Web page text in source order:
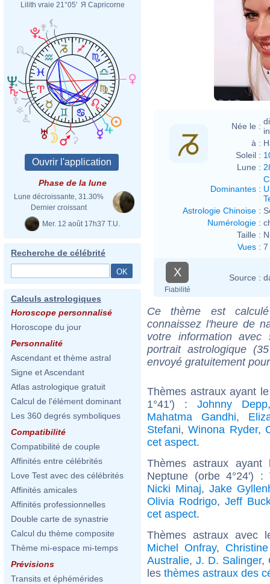
Lilith vraie 21°05' Я Capricorne
Phase de la lune
Lune décroissante, 31.30%
Dernier croissant
Mer. 12 août 17h37 T.U.
Recherche de célébrité
Calculs astrologiques
Horoscope personnalisé
Horoscope du jour
Personnalité
Ascendant et thème astral
Signe et Ascendant
Atlas astrologique gratuit
Calcul de l'élément dominant
Les 360 degrés symboliques
Compatibilité
Compatibilité de couple
Affinités entre célébrités
Love Test avec des célébrités
Affinités amicales
Affinités professionnelles
Double carte de synastrie
Calcul du thème composite
Thème mi-espace mi-temps
Prévisions
Transits et éphémérides
Née le :
à :
Soleil :
Lune :
Dominantes :
Astrologie Chinoise :
Numérologie :
Taille :
Vues : 7
X
Fiabilité
Source :
Ce thème est
connaissez l'heure de
votre information
portrait astrologique
envoyé gratuitement
Thèmes astraux ayant
1°41') : Johnny Depp
Mahatma Gandhi,
Stefani,Winona Ryder,
cet aspect.
Thèmes astraux ayant
Neptune (orbe 4°24') :
Nicki Minaj, Jake
Olivia Rodrigo, Jeff
cet aspect.
Thèmes astraux avec
Michel Onfray,
Australie, J. D. Salinger,
les thèmes astraux des